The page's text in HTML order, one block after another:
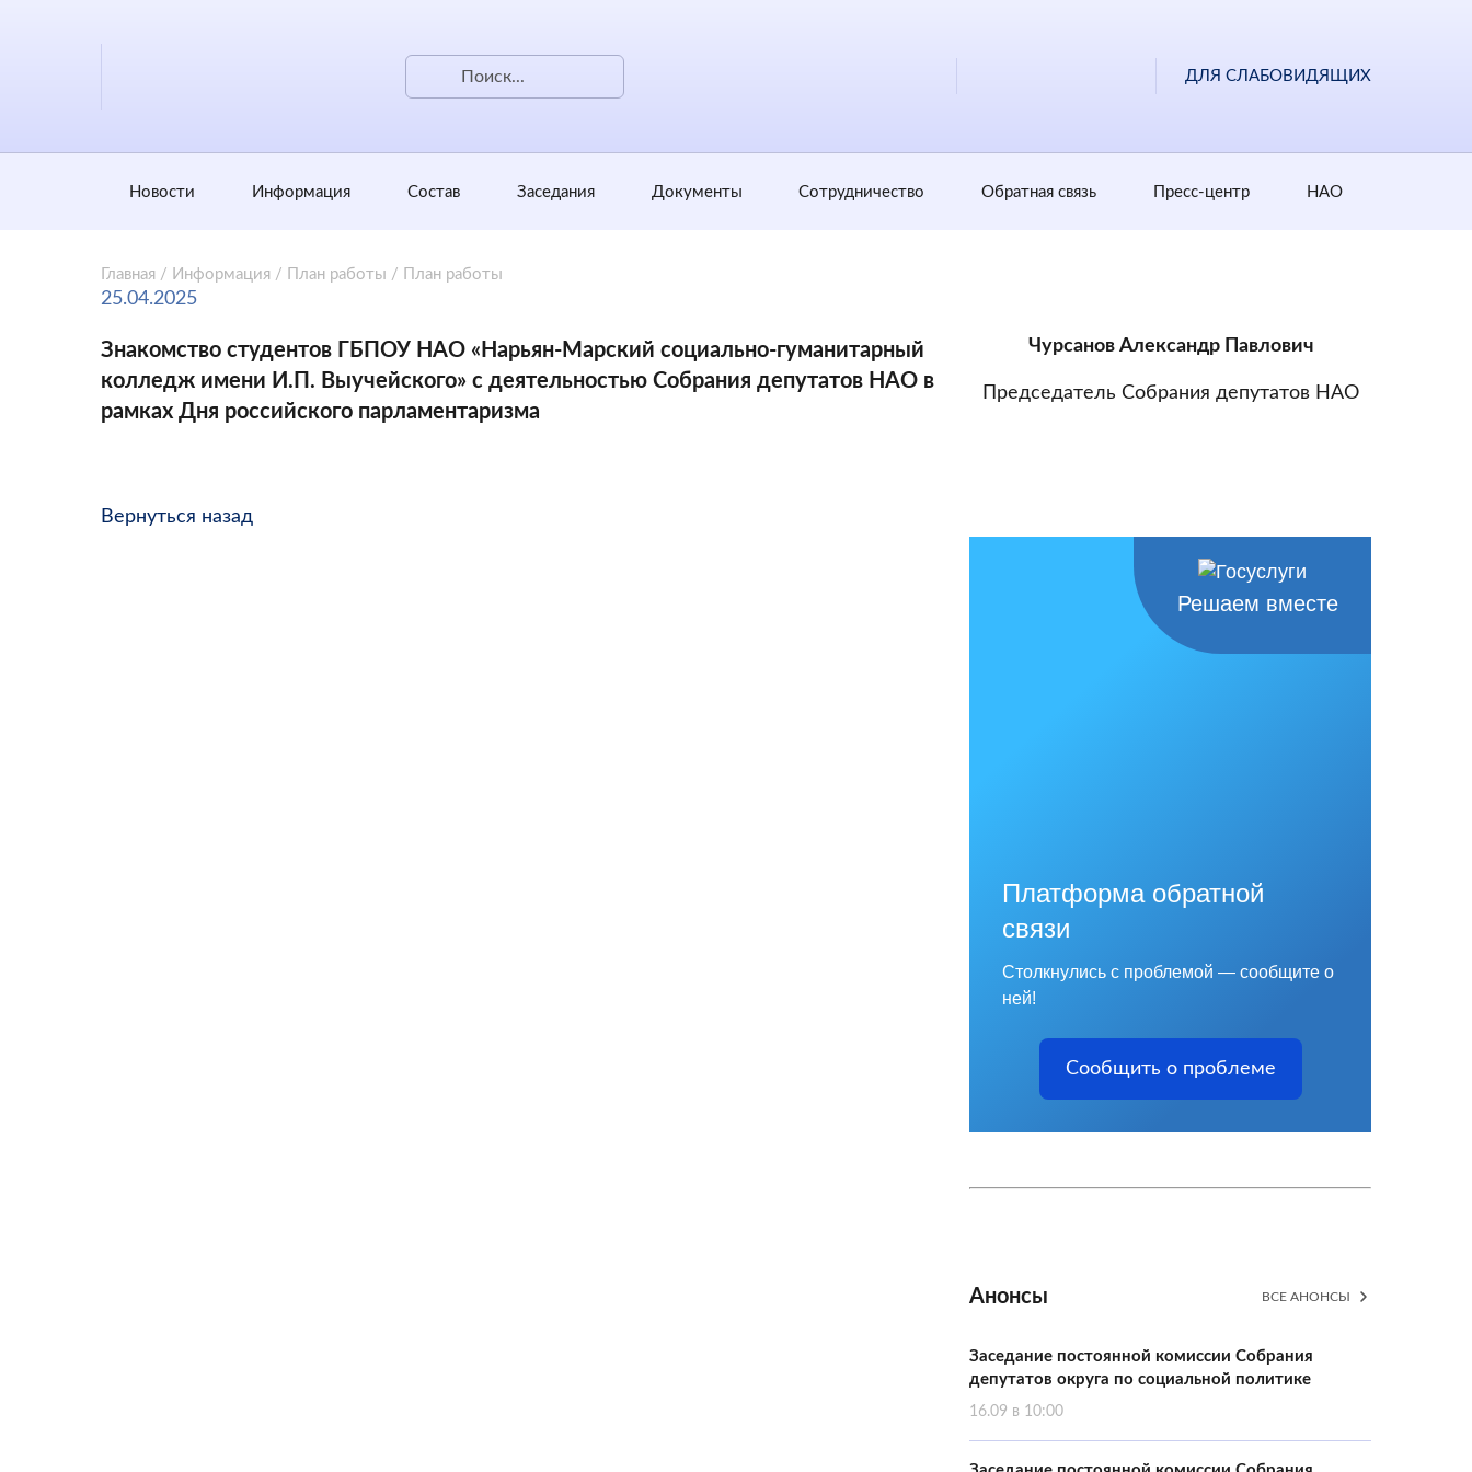
ДЛЯ СЛАБОВИДЯЩИХ
Новости Информация Состав Заседания Документы Сотрудничество Обратная cвязь Пресс-центр НАО
Главная / Информация / План работы / План работы
25.04.2025
Знакомство студентов ГБПОУ НАО «Нарьян-Марский социально-гуманитарный
колледж имени И.П. Выучейского» с деятельностью Собрания депутатов НАО в
рамках Дня российского парламентаризма
Вернуться назад
Чурсанов Александр Павлович
Председатель Собрания депутатов НАО
Решаем вместе
Платформа обратной
связи
Столкнулись с проблемой — сообщите о
ней!
Сообщить о проблеме
Анонсы ВСЕ АНОНСЫ
Заседание постоянной комиссии Собрания
депутатов округа по социальной политике
16.09 в 10:00